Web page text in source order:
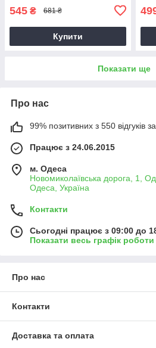
545 ₴ 681 ₴
Купити
Показати ще
Про нас
99% позитивних з 550 відгуків за
Працює з 24.06.2015
м. Одеса
Новомиколаївська дорога, 1,
Одеса, Україна
Контакти
Сьогодні працює з 09:00 до
Показати весь графік роботи
Про нас
Контакти
Доставка та оплата